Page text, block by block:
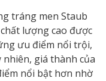
tráng men Staub
lượng cao được
ưu điểm nổi trội,
nhiên, giá thành của
nổi bật hơn nhờ